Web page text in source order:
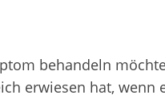
behandeln
erwiesen hat, wenn